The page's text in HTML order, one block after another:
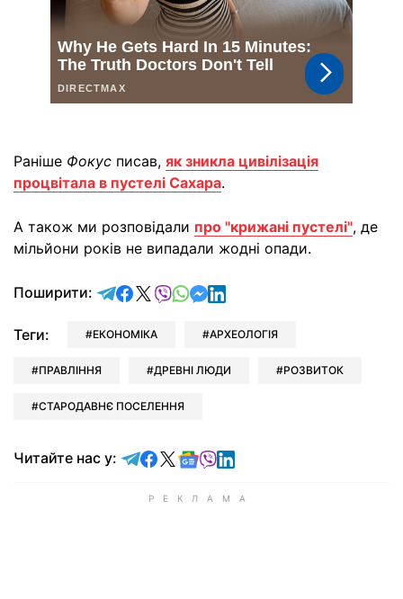
Раніше Фокус писав, як зникла цивілізація
процвітала в пустелі Сахара.
А також ми розповідали про "крижані пустелі", де
мільйони років не випадали жодні опади.
Поширити: відправити у Telegram
поділитись у Facebook
поділитись у X
відправити у Viber
відправити у Whatsapp
відправити у Messenger
відправити у LinkedIn
Теги: ЕКОНОМІКА АРХЕОЛОГІЯ
ПРАВЛІННЯ ДРЕВНІ ЛЮДИ РОЗВИТОК
СТАРОДАВНЄ ПОСЕЛЕННЯ
Читайте нас у: Читайте у Telegram
Читайте у Facebook
Читайте у X
Читайте у Google news
Читайте у Viber
Читайте у LinkedIn